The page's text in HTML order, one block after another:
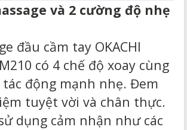
và 2 cường độ nhẹ
đầu cầm tay OKACHI
M210 có 4 chế độ xoay cùng
tác động mạnh nhẹ. Đem
tuyệt vời và chân thực.
dụng cảm nhận như các